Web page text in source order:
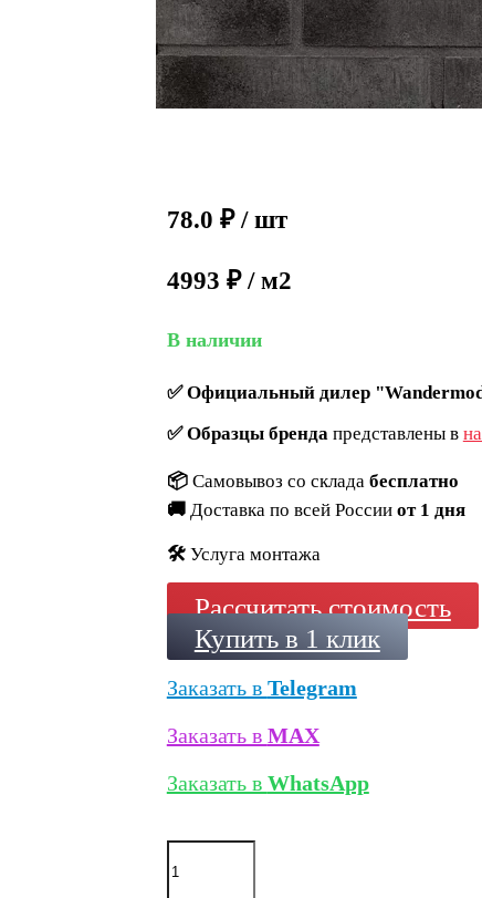
78.0 ₽ / шт
4993 ₽ / м2
В наличии
✅Официальный дилер
✅Образцы брендапредставлены в
📦 Самовывоз со склада бесплатно
🚚 Доставка по всей России от 1 дня
🛠️ Услуга монтажа
Рассчитать стоимость
Купить в 1 клик
Заказать в Telegram
Заказать в MAX
Заказать в WhatsApp
Количество
товара